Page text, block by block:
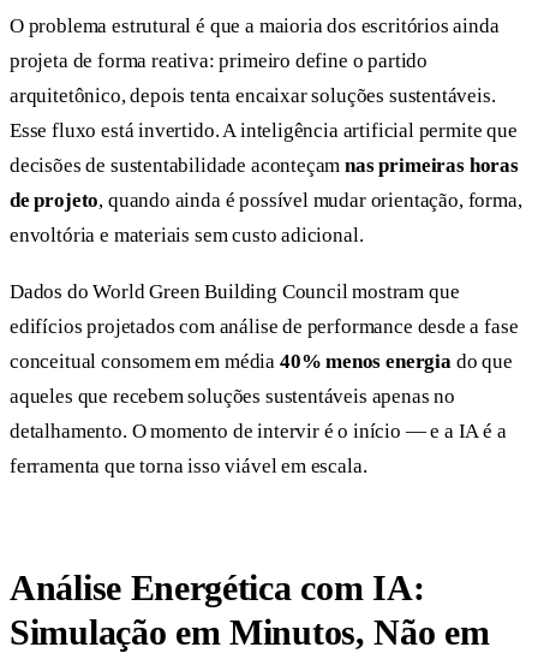
O problema estrutural é que a maioria dos escritórios ainda
projeta de forma reativa: primeiro define o partido
arquitetônico, depois tenta encaixar soluções sustentáveis.
Esse fluxo está invertido. A inteligência artificial permite que
decisões de sustentabilidade aconteçamnas primeiras horas
de projeto, quando ainda é possível mudar orientação, forma,
envoltória e materiais sem custo adicional.
Dados do World Green Building Council mostram que
edifícios projetados com análise de performance desde a fase
conceitual consomem em média 40% menos energiado que
aqueles que recebem soluções sustentáveis apenas no
detalhamento. O momento de intervir é o início — e a IA é a
ferramenta que torna isso viável em escala.
Análise Energética com IA:
Simulação em Minutos, Não em